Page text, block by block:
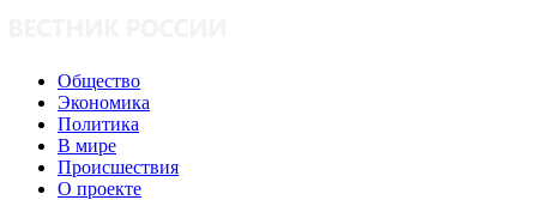
Общество
Экономика
Политика
В мире
Происшествия
О проекте